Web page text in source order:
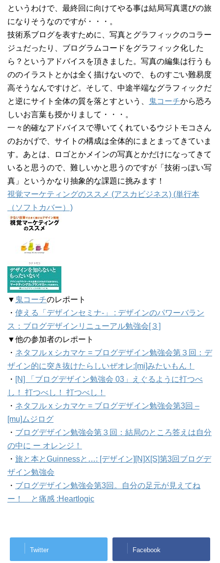
というわけで、最終回に向けてやる事は結局写真選びの旅
になりそうなのですが・・・。
技術系ブログを表すために、写真とグラフィックのコラー
ジュだったり、ブログラムコードをグラフィック化した
ら？というアドバイスを頂きました。写真の編集は行うも
ののイラストとかは全く描けないので、ものすごい難易度
高そうなんですけど。そして、中途半端なグラフィックだ
と逆にサイト全体の質を落とすという、
鬼コーチから恐ろ
しいお言葉も授かりまして・・・。
一々的確なアドバイスで導いてくれているウジトモコさん
のおかげで、サイトの構成は全体的にまとまってきていま
す。あとは、ロゴとかメインの写真とかだけになってきて
いると思うので、難しいかと思うのですが「技術っぽい写
真」というかなり抽象的な課題に挑みます！
視覚マーケティングのススメ (アスカビジネス) (単行本
（ソフトカバー）)
▼ 鬼コーチのレポート
・ 使える「デザインセミナ-」 : デザインのパワーバラン
ス：ブログデザインリニューアル勉強会[３]
▼他の参加者のレポート
・ ネタフル x シカマケ = ブログデザイン勉強会第３回：デ
ザイン的に突き抜けたらしいぜオレ:[mi]みたいもん！
・ [N] 「ブログデザイン勉強会 03」えぐるように打つべ
し！ 打つべし！ 打つべし！
・ ネタフル x シカマケ = ブログデザイン勉強会第3回 –
[mu]ムジログ
・ ブログデザイン勉強会第３回：結局のところ答えは自分
の中に ー オレンジ！
・ 旅と本とGuinnessと…: [デザイン][N]X[S]第3回ブログデ
ザイン勉強会
・ ブログデザイン勉強会第3回。自分の足元が見えてね
ー！ と痛感 :Heartlogic
Twitter Facebook